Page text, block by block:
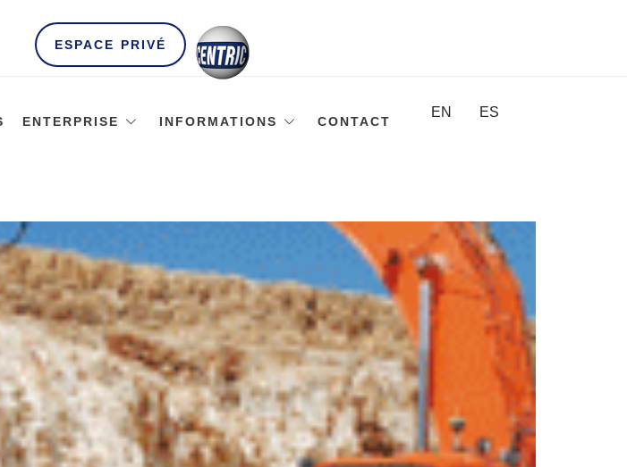
ESPACE PRIVÉ
ENTERPRISE INFORMATIONS CONTACT
EN ES